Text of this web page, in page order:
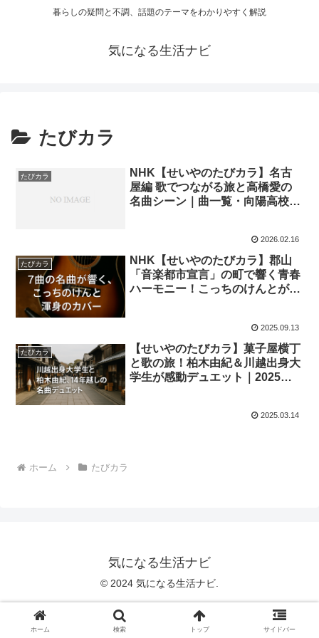
暮らしの疑問と不調、話題のテーマをわかりやすく解説
気になる生活ナビ
たびカラ
たびカラ
NHK【せいやのたびカラ】名古
屋編 歌でつながる旅と高橋愛の
名曲シーン｜曲一覧・向陽高校・
2026.02.16
たびカラ
NHK【せいやのたびカラ】郡山
「音楽都市宣言」の町で響く青春
ハーモニー！こっちのけんとが挑
2025.09.13
たびカラ
【せいやのたびカラ】菓子屋横丁
と歌の旅！柏木由紀＆川越出身大
学生が感動デュエット｜2025年3
2025.03.14
ホーム たびカラ
気になる生活ナビ
© 2024 気になる生活ナビ.
ホーム 検索 トップ サイドバー